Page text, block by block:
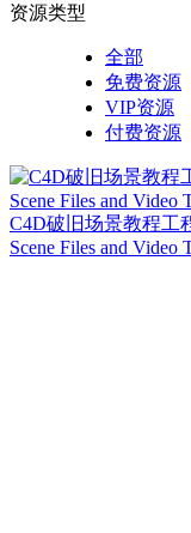
资源类型
全部
免费资源
VIP资源
付费资源
C4D破旧场景教程工
Scene Files and Video